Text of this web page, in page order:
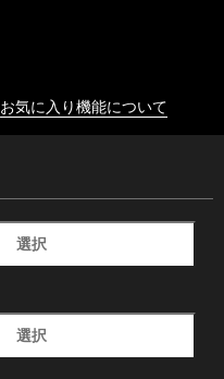
お気に入り機能について
選択
選択